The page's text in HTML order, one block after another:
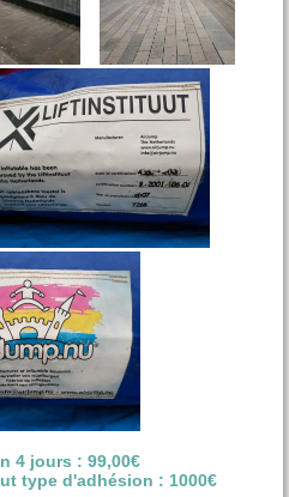
4 jours : 99,00€
type d'adhésion : 1000€